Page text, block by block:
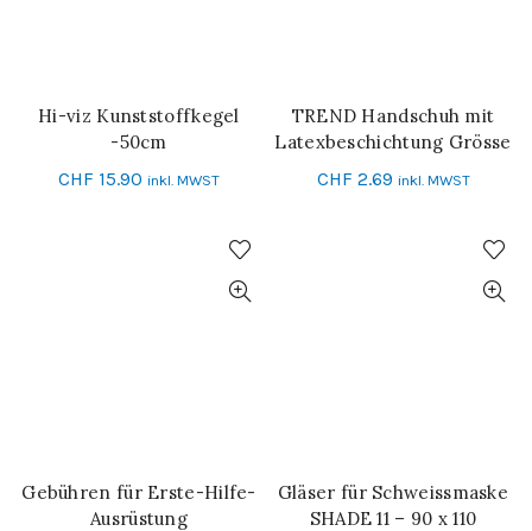
IN DEN WARENKORB
Hi-viz Kunststoffkegel
-50cm
CHF 15.90 inkl. MWST
IN DEN WARENKORB
TREND Handschuh mit
Latexbeschichtung Grösse
10
CHF 2.69 inkl. MWST
IN DEN WARENKORB
Gebühren für Erste-Hilfe-
Ausrüstung
IN DEN WARENKORB
Gläser für Schweissmaske
SHADE 11 – 90 x 110